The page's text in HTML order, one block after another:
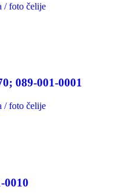
/ foto čelije
089-001-0001
/ foto čelije
0010